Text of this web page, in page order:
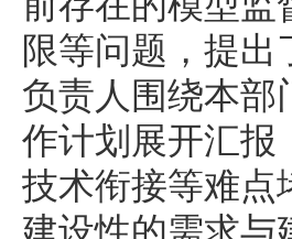
限等问题，提
负责人围绕本部
作计划展开汇报
技术衔接等难点